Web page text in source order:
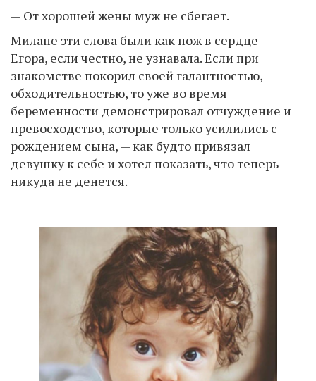
— От хорошей жены муж не сбегает.
Милане эти слова были как нож в сердце —
Егора, если честно, не узнавала. Если при
знакомстве покорил своей галантностью,
обходительностью, то уже во время
беременности демонстрировал отчуждение и
превосходство, которые только усилились с
рождением сына, — как будто привязал
девушку к себе и хотел показать, что теперь
никуда не денется.